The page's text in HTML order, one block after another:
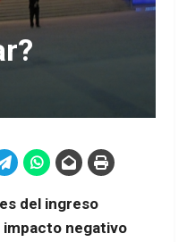
del ingreso
negativo